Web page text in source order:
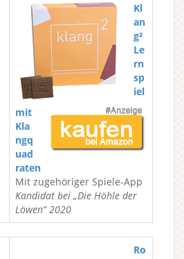
Kl
an
g²
Le
rn
sp
iel
mit
Kla
ngq
uad
raten
Mit zugehöriger Spiele-App
Kandidat bei „Die Höhle der
Löwen“ 2020
Ro